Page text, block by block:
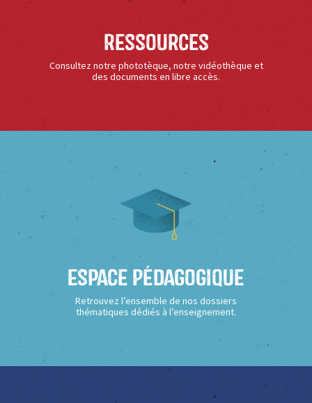
Ressources
Consultez notre phototèque, notre vidéothèque et
des documents en libre accès.
Espace Pédagogique
Retrouvez l’ensemble de nos dossiers
thématiques dédiés à l’enseignement.